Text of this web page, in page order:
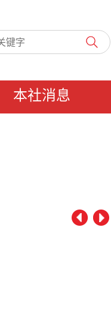
本社消息